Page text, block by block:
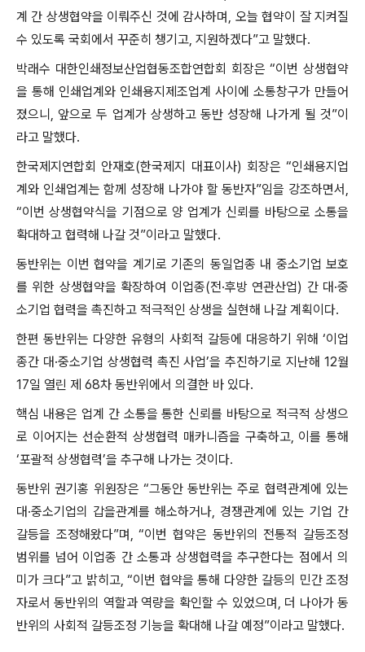
계 간 상생협약을 이뤄주신 것에 감사하며, 오늘 협약이 잘 지켜질
수 있도록 국회에서 꾸준히 챙기고, 지원하겠다”고 말했다.
박래수 대한인쇄정보산업협동조합연합회 회장은 “이번 상생협약
을 통해 인쇄업계와 인쇄용지제조업계 사이에 소통창구가 만들어
졌으니, 앞으로 두 업계가 상생하고 동반 성장해 나가게 될 것”이
라고 말했다.
한국제지연합회 안재호(한국제지 대표이사) 회장은 “인쇄용지업
계와 인쇄업계는 함께 성장해 나가야 할 동반자”임을 강조하면서,
“이번 상생협약식을 기점으로 양 업계가 신뢰를 바탕으로 소통을
확대하고 협력해 나갈 것”이라고 말했다.
동반위는 이번 협약을 계기로 기존의 동일업종 내 중소기업 보호
를 위한 상생협약을 확장하여 이업종(전·후방 연관산업) 간 대·중
소기업 협력을 촉진하고 적극적인 상생을 실현해 나갈 계획이다.
한편 동반위는 다양한 유형의 사회적 갈등에 대응하기 위해 ‘이업
종간 대·중소기업 상생협력 촉진 사업’을 추진하기로 지난해 12월
17일 열린 제 68차 동반위에서 의결한 바 있다.
핵심 내용은 업계 간 소통을 통한 신뢰를 바탕으로 적극적 상생으
로 이어지는 선순환적 상생협력 매카니즘을 구축하고, 이를 통해
‘포괄적 상생협력’을 추구해 나가는 것이다.
동반위 권기홍 위원장은 “그동안 동반위는 주로 협력관계에 있는
대·중소기업의 갑을관계를 해소하거나, 경쟁관계에 있는 기업 간
갈등을 조정해왔다”며, “이번 협약은 동반위의 전통적 갈등조정
범위를 넘어 이업종 간 소통과 상생협력을 추구한다는 점에서 의
미가 크다”고 밝히고, “이번 협약을 통해 다양한 갈등의 민간 조정
자로서 동반위의 역할과 역량을 확인할 수 있었으며, 더 나아가 동
반위의 사회적 갈등조정 기능을 확대해 나갈 예정”이라고 말했다.